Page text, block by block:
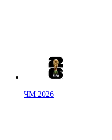
ЧМ 2026